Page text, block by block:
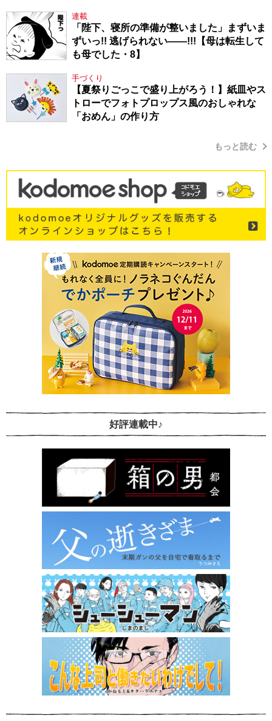
連載
「陛下、寝所の準備が整いました」まずいま
ずいっ!! 逃げられない――!!!【母は転生して
も母でした・8】
手づくり
【夏祭りごっこで盛り上がろう！】紙皿やス
トローでフォトプロップス風のおしゃれな
「おめん」の作り方
もっと読む
好評連載中♪